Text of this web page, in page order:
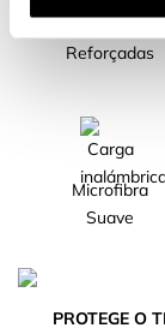
Laterais
Reforçadas
Microfibra
Suave
PROTEGE O